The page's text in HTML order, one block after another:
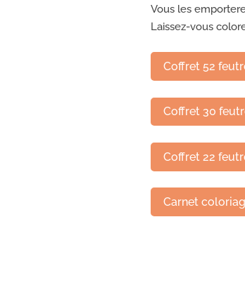
Vous les
Laissez-vous
Coffret 52
Coffret 30
Coffret 22
Carnet